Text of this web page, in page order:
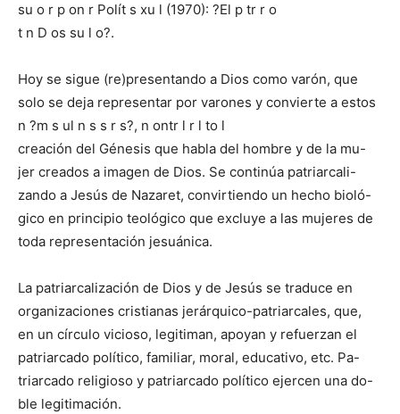
su o r p on r Polít s xu l (1970): ?El p tr r o
t n D os su l o?.
Hoy se sigue (re)presentando a Dios como varón, que
solo se deja representar por varones y convierte a estos
n ?m s ul n s s r s?, n ontr l r l to l
creación del Génesis que habla del hombre y de la mu-
jer creados a imagen de Dios. Se continúa patriarcali-
zando a Jesús de Nazaret, convirtiendo un hecho bioló-
gico en principio teológico que excluye a las mujeres de
toda representación jesuánica.
La patriarcalización de Dios y de Jesús se traduce en
organizaciones cristianas jerárquico-patriarcales, que,
en un círculo vicioso, legitiman, apoyan y refuerzan el
patriarcado político, familiar, moral, educativo, etc. Pa-
triarcado religioso y patriarcado político ejercen una do-
ble legitimación.